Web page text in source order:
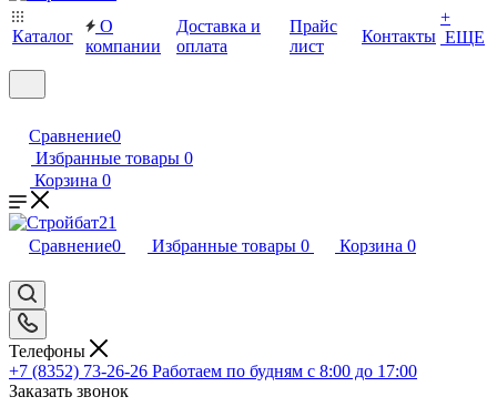
Каталог
О
компании
Доставка и
оплата
Прайс
лист
Контакты
+
ЕЩЕ
Сравнение0
Избранные товары 0
Корзина 0
Сравнение0 Избранные товары 0 Корзина 0
Телефоны
+7 (8352) 73-26-26 Работаем по будням с 8:00 до 17:00
Заказать звонок